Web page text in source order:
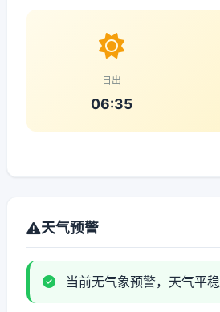
日出
06:35
天气预警
当前无气象预警，天气平稳